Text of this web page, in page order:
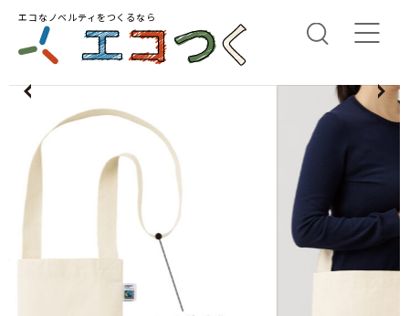
エコなノベルティをつくるなら